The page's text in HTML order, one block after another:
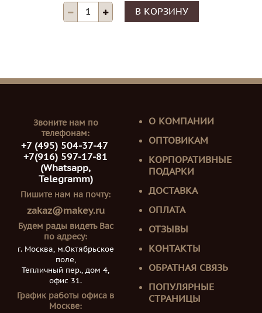
В КОРЗИНУ
Звоните нам по
телефонам:
+7 (495) 504-37-47
+7(916) 597-17-81
(Whatsapp,
Telegramm)
Пишите нам на почту:
zakaz@makey.ru
Будем рады видеть Вас
по адресу:
г. Москва, м.Октябрьское
поле,
Тепличный пер., дом 4,
офис 31.
График работы офиса в
Москве:
О КОМПАНИИ
ОПТОВИКАМ
КОРПОРАТИВНЫЕ
ПОДАРКИ
ДОСТАВКА
ОПЛАТА
ОТЗЫВЫ
КОНТАКТЫ
ОБРАТНАЯ СВЯЗЬ
ПОПУЛЯРНЫЕ
СТРАНИЦЫ